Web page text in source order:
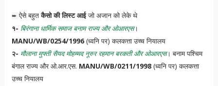
➨ ऐसे बहुतकैसो की लिस्ट आईजो अजान को लेके थे
१- बिरंगाना धार्मिक समाज बनाम राज्य और ओआरएस।
MANU/WB/0254/1996(ध्वनि पर) कलकत्ता उच्च नियालय
२- मौलाना मुफ्ती सैयद मोहम्मद नूरुर रहमान बरकती और ओआरएस। बनाम पश्चिम
बंगाल राज्य और ओ.आर.एस. MANU/WB/0211/1998(ध्वनि पर) कलकत्ता
उच्च नियालय